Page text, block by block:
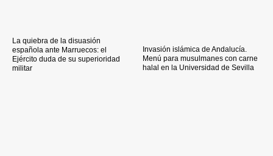
La quiebra de la disuasión
española ante Marruecos: el
Ejército duda de su superioridad
militar
Invasión islámica de Andalucía.
Menú para musulmanes con carne
halal en la Universidad de Sevilla